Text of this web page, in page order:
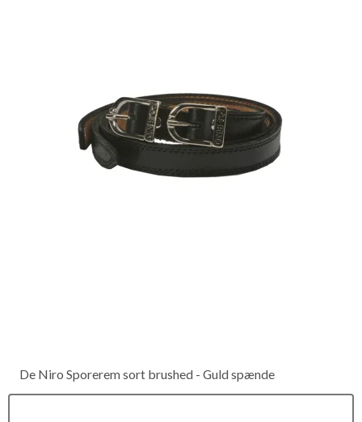
De Niro Sporerem sort brushed - Guld spænde